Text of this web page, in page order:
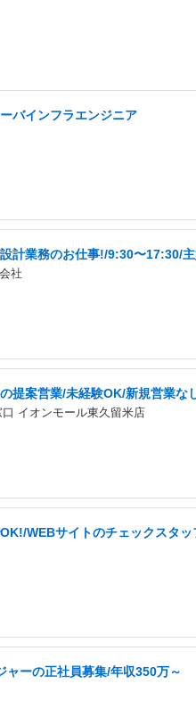
バインフラエンジニア
計業務のお仕事!/9:30〜17:30/
社
提案営業/未経験OK/新規営業な
イオンモール東久留米店
WEBサイトのチェックスタ
ーの正社員募集/年収350万～